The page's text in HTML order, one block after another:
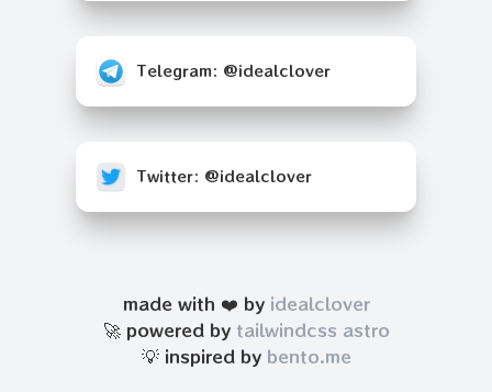
Telegram: @idealclover
Twitter: @idealclover
made with ❤️ by idealclover
🚀 powered by tailwindcss astro
💡 inspired by bento.me